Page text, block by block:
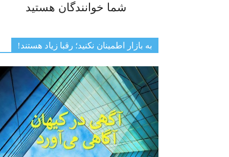
شما خوانندگان هستید
به بازار اطمینان نکنید؛ رقبا زیاد هستند!